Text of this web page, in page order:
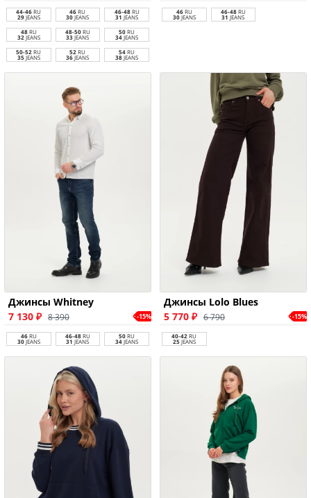
44-46RU
29JEANS
46RU
30JEANS
46-48RU
31 JEANS
48RU
32JEANS
48-50RU
33JEANS
50RU
34JEANS
50-52RU
35JEANS
52RU
36JEANS
54RU
38JEANS
46RU
30JEANS
46-48RU
31 JEANS
Джинсы Whitney
7 130 ₽ 8 390 -15%
46RU
30JEANS
46-48RU
31 JEANS
50RU
34JEANS
Джинсы Lolo Blues
5 770 ₽ 6 790 -15%
40-42RU
25JEANS